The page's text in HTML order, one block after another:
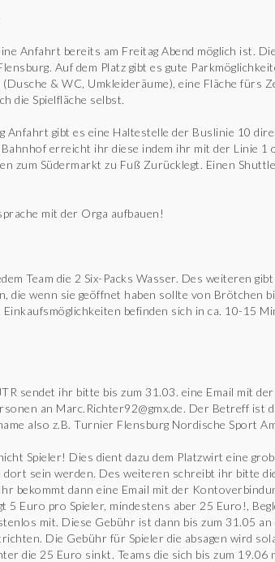
Anfahrt bereits am Freitag Abend möglich ist.
Auf dem Platz gibt es gute
(Dusche & WC, Umkleideräume), eine Fläche fürs
die Spielfläche selbst.
Anfahrt gibt es eine Haltestelle der Buslinie 10
erreicht ihr diese indem ihr mit der Linie 1
zum Südermarkt zu Fuß Zurücklegt. Einen
mit der Orga aufbauen!
Team die 2 Six-Packs Wasser. Des weiteren gibt
die wenn sie geöffnet haben sollte von Brötchen
befinden sich in ca. 10-15
sendet ihr bitte bis zum 31.03. eine Email mit
an Marc.Richter92@gmx.de. Der Betreff ist
also z.B. Turnier Flensburg Nordische Sport
Spieler! Dies dient dazu dem Platzwirt eine
dort sein werden. Des weiteren schreibt ihr bitte
bekommt dann eine Email mit der
5 Euro pro Spieler, mindestens aber 25 Euro!,
mit. Diese Gebühr ist dann bis zum 31.05 an
Die Gebühr für Spieler die absagen wird
die 25 Euro sinkt. Teams die sich bis zum 19.06